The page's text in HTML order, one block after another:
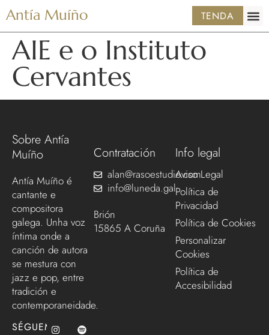
Antía Muíño TENDA
AIE e o Instituto
Cervantes
Sobre Antía
Muíño
Antía Muíño é
cantante e
compositora
galega. Unha voz
íntima onde a
canción de autora
se mestura con
jazz e pop, entre
tradición e
contemporaneidade.
SÉGUEME
Contratación
alan@rasoestudio.com
info@luneda.gal
Brión
15865 A Coruña
Info legal
Aviso Legal
Política de
Privacidad
Política de Cookies
Personalizar
Cookies
Política de
Accesibilidad